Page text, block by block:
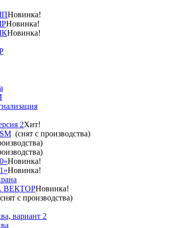
Новинка!
Новинка!
Новинка!
2Хит!
(снят с производства)
Новинка!
Новинка!
ВЕКТОРНовинка!
с производства)
вариант 2